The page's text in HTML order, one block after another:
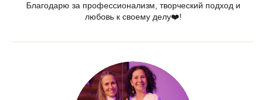
Благодарю за профессионализм, творческий подход и
любовь к своему делу❤️!